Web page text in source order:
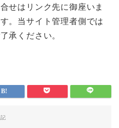
せはリンク先に御座いま
。当サイト管理者側では
承ください。